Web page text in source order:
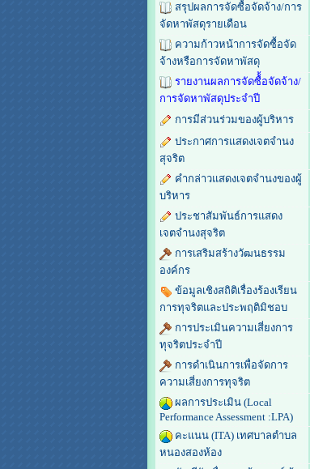
สรุปผลการจัดซื้อจัดจ้าง/การ
จัดหาพัสดุรายเดือน
ความก้าวหน้าการจัดซื้อจัด
จ้างหรือการจัดหาพัสดุ
รายงานผลการจัดซื้้อจัดจ้าง/
การจัดหาพัสดุประจำปี
การมีส่วนร่วมของผู้บริหาร
ประกาศการแสดงเจตจำนง
สุจริต
คำกล่าวแสดงเจตจำนงของผู้
บริหาร
ประชาสัมพันธ์การแสดง
เจตจำนงสุจริต
การเสริมสร้างวัฒนธรรม
องค์กร
ข้อมูลเชิงสถิติเรื่องร้องเรียน
การทุจริตและประพฤติมิชอบ
การประเมินความเสี่ยงการ
ทุจริตประจำปี
การดำเนินการเพื่อจัดการ
ความเสี่ยงการทุจริต
ผลการประเมิน (Local
Performance Assessment :LPA)
คะแนน (ITA) เทศบาลตำบล
หนองสองห้อง